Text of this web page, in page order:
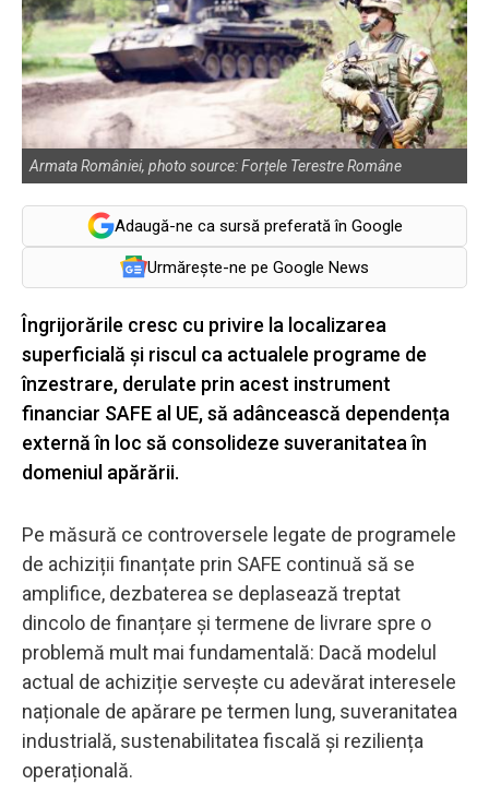
Armata României, photo source: Forțele Terestre Române
Adaugă-ne ca sursă preferată în Google
Urmărește-ne pe Google News
Îngrijorările cresc cu privire la localizarea
superficială și riscul ca actualele programe de
înzestrare, derulate prin acest instrument
financiar SAFE al UE, să adâncească dependența
externă în loc să consolideze suveranitatea în
domeniul apărării.
Pe măsură ce controversele legate de programele
de achiziții finanțate prin SAFE continuă să se
amplifice, dezbaterea se deplasează treptat
dincolo de finanțare și termene de livrare spre o
problemă mult mai fundamentală: Dacă modelul
actual de achiziție servește cu adevărat interesele
naționale de apărare pe termen lung, suveranitatea
industrială, sustenabilitatea fiscală și reziliența
operațională.